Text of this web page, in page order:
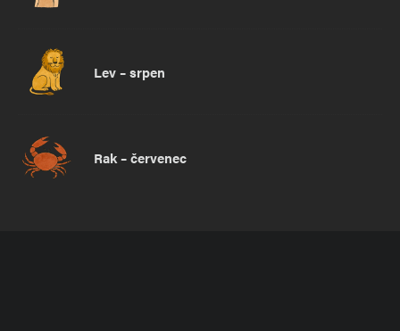
Lev – srpen
Rak – červenec